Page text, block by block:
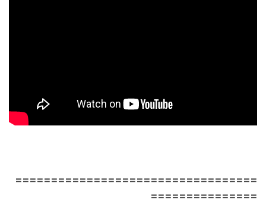
==================================
===============